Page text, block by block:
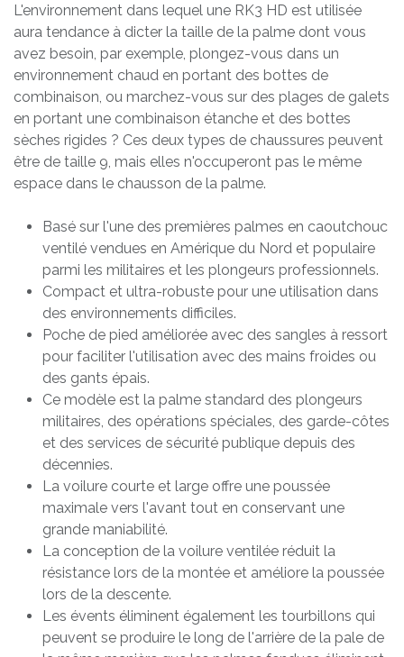
L'environnement dans lequel une RK3 HD est utilisée
aura tendance à dicter la taille de la palme dont vous
avez besoin, par exemple, plongez-vous dans un
environnement chaud en portant des bottes de
combinaison, ou marchez-vous sur des plages de galets
en portant une combinaison étanche et des bottes
sèches rigides ? Ces deux types de chaussures peuvent
être de taille 9, mais elles n'occuperont pas le même
espace dans le chausson de la palme.
Basé sur l'une des premières palmes en caoutchouc
ventilé vendues en Amérique du Nord et populaire
parmi les militaires et les plongeurs professionnels.
Compact et ultra-robuste pour une utilisation dans
des environnements difficiles.
Poche de pied améliorée avec des sangles à ressort
pour faciliter l'utilisation avec des mains froides ou
des gants épais.
Ce modèle est la palme standard des plongeurs
militaires, des opérations spéciales, des garde-côtes
et des services de sécurité publique depuis des
décennies.
La voilure courte et large offre une poussée
maximale vers l'avant tout en conservant une
grande maniabilité.
La conception de la voilure ventilée réduit la
résistance lors de la montée et améliore la poussée
lors de la descente.
Les évents éliminent également les tourbillons qui
peuvent se produire le long de l'arrière de la pale de